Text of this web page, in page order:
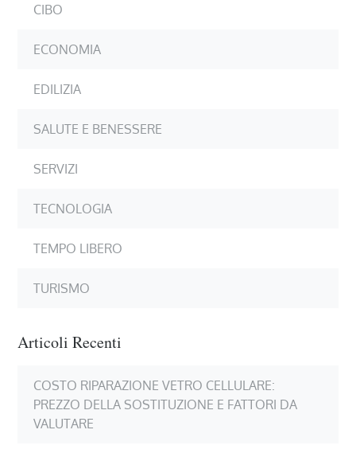
CIBO
ECONOMIA
EDILIZIA
SALUTE E BENESSERE
SERVIZI
TECNOLOGIA
TEMPO LIBERO
TURISMO
Articoli Recenti
COSTO RIPARAZIONE VETRO CELLULARE:
PREZZO DELLA SOSTITUZIONE E FATTORI DA
VALUTARE